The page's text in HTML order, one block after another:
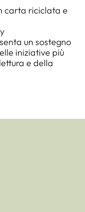
carta riciclata e
un sostegno
iniziative più
e della